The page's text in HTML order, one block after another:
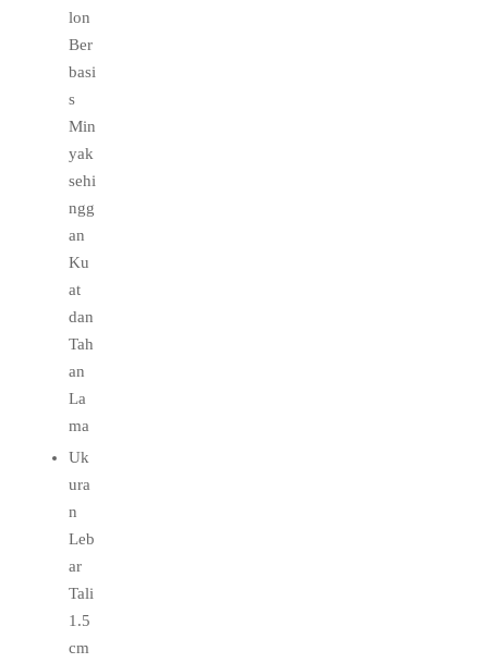
lon
Ber
basi
s
Min
yak
sehi
ngg
an
Ku
at
dan
Tah
an
La
ma
Uk
ura
n
Leb
ar
Tali
1.5
cm